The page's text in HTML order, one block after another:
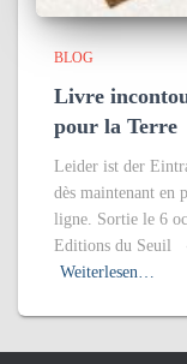
BLOG
Livre
pour la Terre
Leider ist der
dès maintenant en
ligne. Sortie le 6
Editions du Seuil
Weiterlesen…